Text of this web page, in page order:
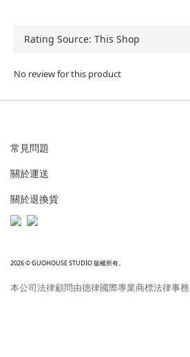
No review for this product
常見問題
關於運送
關於退換貨
2026 © GUOHOUSE STUDIO 版權所有。
本公司法律顧問由德律國際專業商標法律事